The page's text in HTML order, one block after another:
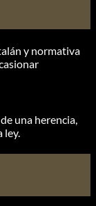
y normativa
una herencia,
ley.